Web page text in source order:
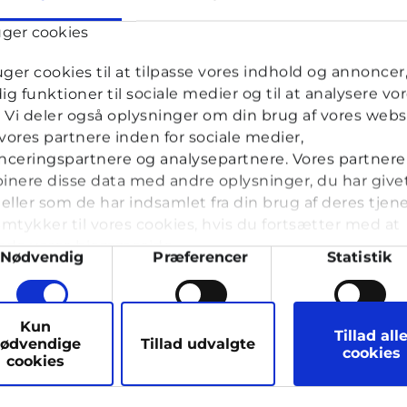
cookies
cookies til at tilpasse vores indhold og
funktioner til sociale medier og til at analysere
Vi deler også oplysninger om din brug af vores
partnere inden for sociale medier,
og analysepartnere. Vores
disse data med andre oplysninger, du har
som de har indsamlet fra din brug af deres
til vores cookies, hvis du fortsætter med at
vores hjemmeside.
Nødvendig Præferencer Statistik
Kun
cookies
Tillad udvalgte
Tillad alle
cookies
· 1 måned 3 uger siden
noget jeg tror er en spiseforstyrrelse. Jeg spiser
kun en halv portion aftensmad. Nogle gange ender
får mig selv til at kaste op. De seneste to uger har
Cyberhus